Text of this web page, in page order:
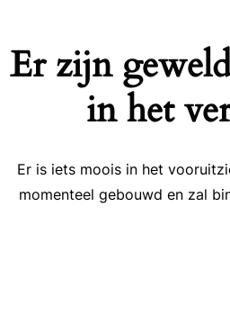
Er zijn
in het
Er is iets moois in het
momenteel gebouwd en zal